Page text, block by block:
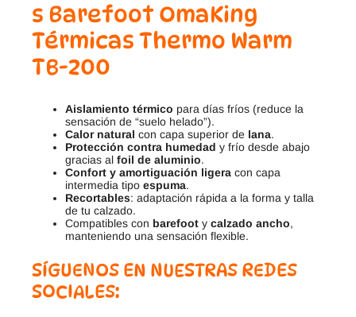
s Barefoot OmaKing
Térmicas Thermo Warm
TB-200
Aislamiento térmico para días fríos (reduce la
sensación de “suelo helado”).
Calor natural con capa superior de lana.
Protección contra humedad y frío desde abajo
gracias al foil de aluminio.
Confort y amortiguación ligera con capa
intermedia tipo espuma.
Recortables: adaptación rápida a la forma y talla
de tu calzado.
Compatibles con barefoot y calzado ancho,
manteniendo una sensación flexible.
SÍGUENOS EN NUESTRAS REDES
SOCIALES: